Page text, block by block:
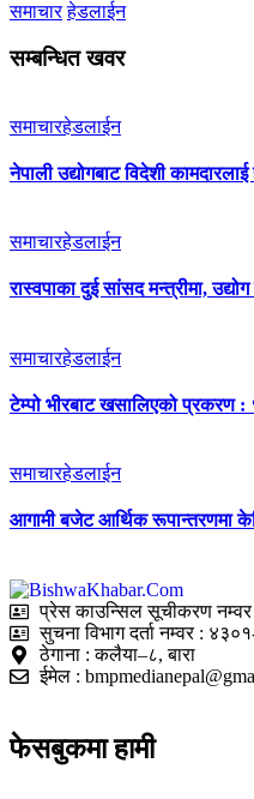
समाचार हेडलाईन
सम्बन्धित खवर
समाचारहेडलाईन
नेपाली उद्योगबाट विदेशी
समाचारहेडलाईन
रास्वपाका दुई सांसद मन्त्रीमा,
समाचारहेडलाईन
टेम्पो भीरबाट खसालिएको प्रकरण :
समाचारहेडलाईन
आगामी बजेट आर्थिक रूपान्तरणमा
प्रेस काउन्सिल सूचीकरण
सुचना विभाग दर्ता नम्वर :
ठेगाना : कलैया–८, बारा
ईमेल :
फेसबुकमा हामी